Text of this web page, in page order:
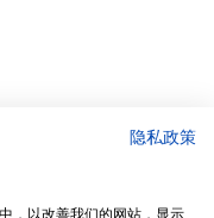
隐私政策
，以改善我们的网站，显示